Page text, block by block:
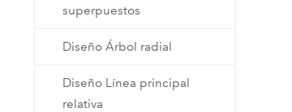
superpuestos
Diseño Árbol radial
Diseño Línea principal
relativa